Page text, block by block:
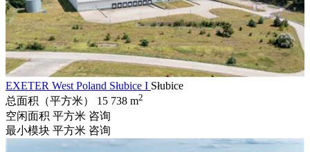
EXETER West Poland Słubice I Słubice
总面积（平方米）
15 738 m2
空闲面积 平方米 咨询
最小模块 平方米 咨询